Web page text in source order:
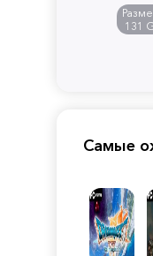
131
Самые